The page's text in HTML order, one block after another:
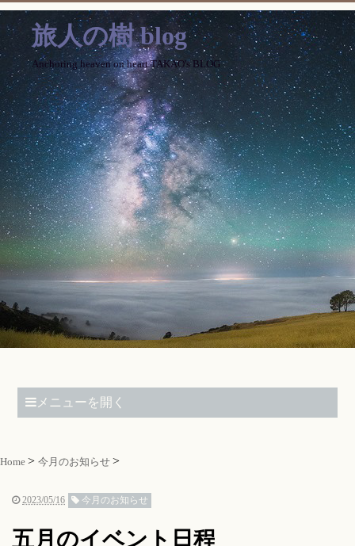
旅人の樹 blog
Anchoring heaven on heart TAKAO's BLOG
メニューを開く
Home 今月のお知らせ
2023/05/16 今月のお知らせ
五月のイベント日程